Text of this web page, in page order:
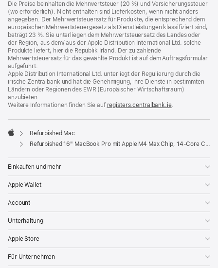
Die Preise beinhalten die Mehrwertsteuer (20 %) und Versicherungssteuer
(wo erforderlich). Nicht enthalten sind Lieferkosten, wenn nicht anders
angegeben. Der Mehrwertsteuersatz für Produkte, die entsprechend dem
europäischen Mehrwertsteuergesetz als Dienstleistungen klassifiziert sind,
beträgt 23 %. Sie unterliegen dem Mehrwertsteuersatz des Landes oder
der Region, aus dem/ aus der Apple Distribution International Ltd. solche
Produkte liefert, hier die Republik Irland. Der zu zahlende
Mehrwertsteuersatz für das gewählte Produkt ist auf dem Auftragsformular
aufgeführt.
Apple Distribution International Ltd. unterliegt der Regulierung durch die
irische Zentralbank und hat die Genehmigung, ihre Dienste in bestimmten
Ländern oder Regionen des EWR (Europäischer Wirtschaftsraum)
anzubieten.
Weitere Informationen finden Sie auf registers.centralbank.ie(Öffnet
neues
.
Apple
Refurbished Mac
Refurbished 16" MacBook Pro mit Apple M4 Max Chip, 14‑Core CPU und 32‑Core GPU, Display mit Nanotextur - Space Schwarz
Einkaufen und mehr
Apple Wallet
Account
Unterhaltung
Apple Store
Für Unternehmen